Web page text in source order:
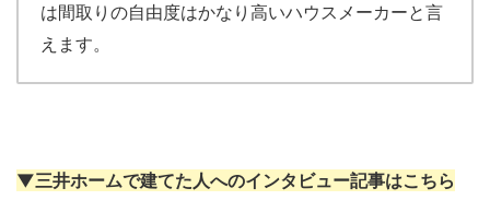
は間取りの自由度はかなり高いハウスメーカーと言
えます。
▼三井ホームで建てた人へのインタビュー記事はこちら